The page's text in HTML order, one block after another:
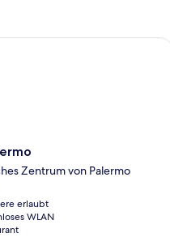
Zentrum von Palermo
erlaubt
WLAN